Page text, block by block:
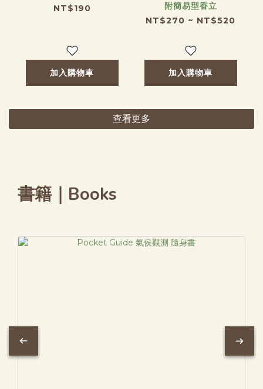
NT$190
加入購物車
附簡易型香立
NT$270 ~ NT$520
加入購物車
查看更多
書籍｜Books